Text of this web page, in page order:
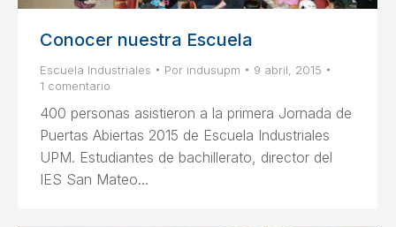
Conocer nuestra Escuela
Escuela Industriales Por indusupm
9 abril, 2015
1 comentario
400 personas asistieron a la primera Jornada de
Puertas Abiertas 2015 de Escuela Industriales
UPM. Estudiantes de bachillerato, director del
IES San Mateo…